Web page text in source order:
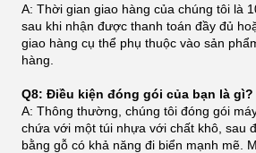
A: Thời gian giao hàng của chúng tôi là
sau khi nhận được thanh toán đầy đủ
giao hàng cụ thể phụ thuộc vào sản
hàng.
Q8: Điều kiện đóng gói của bạn là gì?
A: Thông thường, chúng tôi đóng gói
chứa với một túi nhựa với chất khô, sau
bằng gỗ có khả năng đi biển mạnh mẽ.